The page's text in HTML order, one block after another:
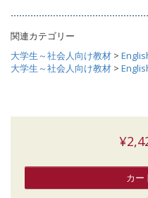
関連カテゴリー
大学生～社会人向け教材 >
大学生～社会人向け教材 >
カー